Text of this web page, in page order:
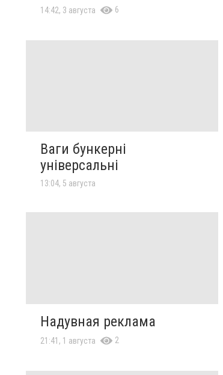
14:42, 3 августа 6
Ваги бункерні
універсальні
13:04, 5 августа
Надувная реклама
21:41, 1 августа 2